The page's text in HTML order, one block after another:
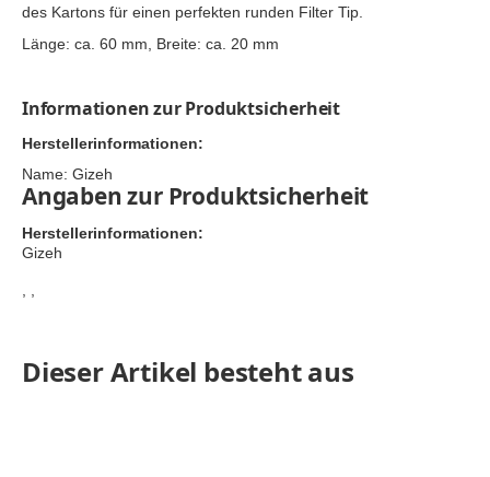
des Kartons für einen perfekten runden Filter Tip.
Länge: ca. 60 mm, Breite: ca. 20 mm
Informationen zur Produktsicherheit
Herstellerinformationen:
Name: Gizeh
Angaben zur Produktsicherheit
Herstellerinformationen:
Gizeh
Dieser Artikel besteht aus